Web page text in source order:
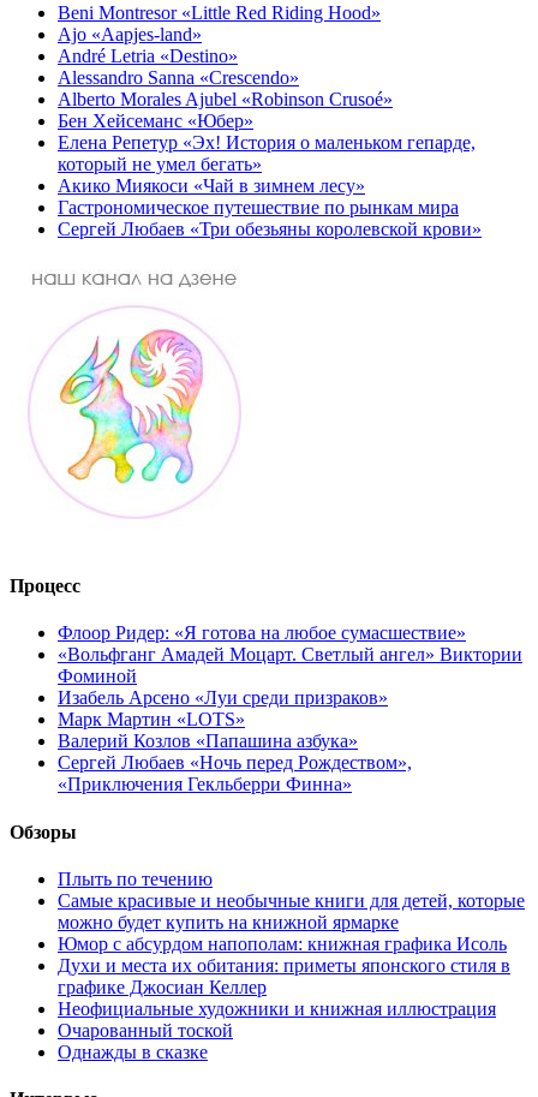
Beni Montresor «Little Red Riding Hood»
Ajo «Aapjes-land»
André Letria «Destino»
Alessandro Sanna «Crescendo»
Alberto Morales Ajubel «Robinson Crusoé»
Бен Хейсеманс «Юбер»
Елена Репетур «Эх! История о маленьком гепарде,
который не умел бегать»
Акико Миякоси «Чай в зимнем лесу»
Гастрономическое путешествие по рынкам мира
Сергей Любаев «Три обезьяны королевской крови»
Процесс
Флоор Ридер: «Я готова на любое сумасшествие»
«Вольфганг Амадей Моцарт. Светлый ангел» Виктории
Фоминой
Изабель Арсено «Луи среди призраков»
Марк Мартин «LOTS»
Валерий Козлов «Папашина азбука»
Сергей Любаев «Ночь перед Рождеством»,
«Приключения Гекльберри Финна»
Обзоры
Плыть по течению
Самые красивые и необычные книги для детей, которые
можно будет купить на книжной ярмарке
Юмор с абсурдом напополам: книжная графика Исоль
Духи и места их обитания: приметы японского стиля в
графике Джосиан Келлер
Неофициальные художники и книжная иллюстрация
Очарованный тоской
Однажды в сказке